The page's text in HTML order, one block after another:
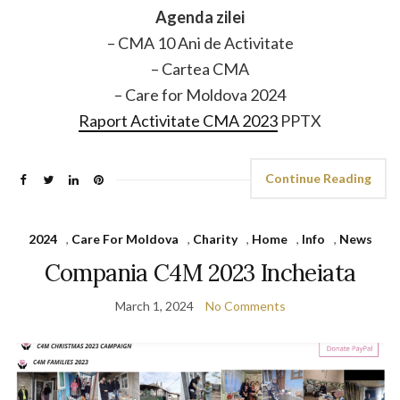
Agenda zilei
– CMA 10 Ani de Activitate
– Cartea CMA
– Care for Moldova 2024
Raport Activitate CMA 2023 PPTX
Continue Reading
2024 , Care For Moldova , Charity , Home , Info , News
Compania C4M 2023 Incheiata
March 1, 2024 No Comments